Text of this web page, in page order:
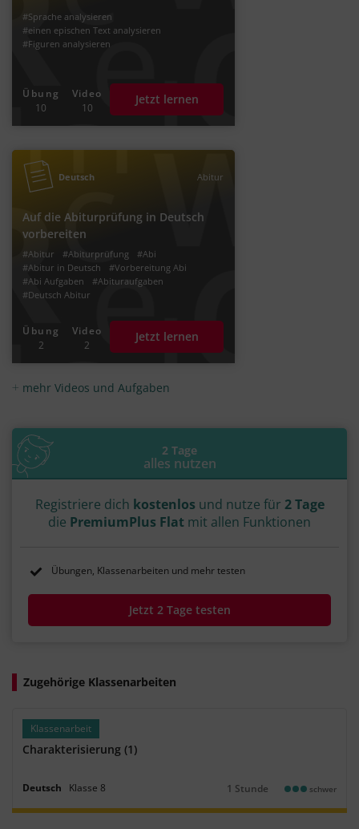
#Sprache analysieren
#einen epischen Text analysieren
#Figuren analysieren
Übung
10
Video
10
Jetzt lernen
Deutsch Abitur
Auf die Abiturprüfung in Deutsch
vorbereiten
#Abitur #Abiturprüfung
#Abi
#Abitur in Deutsch
#Vorbereitung Abi
#Abi Aufgaben
#Abituraufgaben
#Deutsch Abitur
Übung
2
Video
2
Jetzt lernen
mehr Videos und Aufgaben
2 Tage
alles nutzen
Registriere dich kostenlos und nutze für 2 Tage
die PremiumPlus Flat mit allen Funktionen
Übungen, Klassenarbeiten und mehr testen
Jetzt 2 Tage testen
Zugehörige Klassenarbeiten
Klassenarbeit
Charakterisierung (1)
Deutsch Klasse 8
Dauer:
1 Stunde schwer